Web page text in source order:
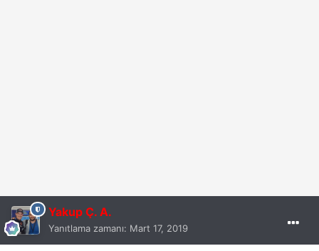
Yakup Ç. A.
Yanıtlama zamanı: Mart 17, 2019